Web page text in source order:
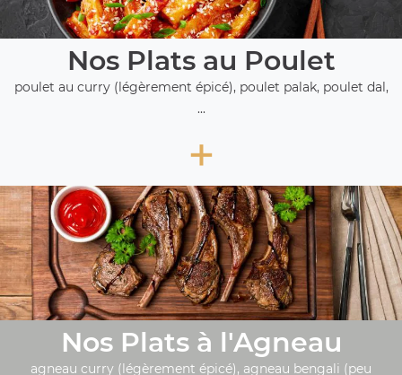
Nos Plats au Poulet
poulet au curry (légèrement épicé), poulet palak, poulet dal,
...
+
Nos Plats à l'Agneau
agneau curry (légèrement épicé), agneau bengali (peu